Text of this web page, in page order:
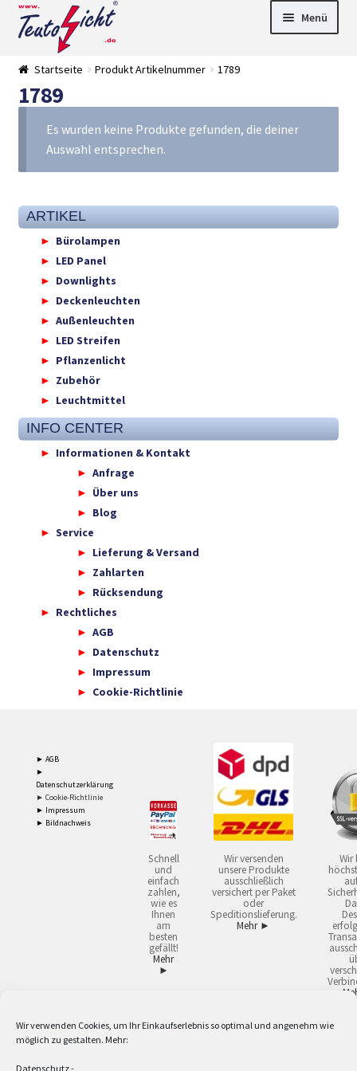
Wir verwenden Cookies, um Ihr Einkaufserlebnis so optimal und angenehm wie
möglich zu gestalten. Mehr:
Datenschutz-
Zur
Navigation
springen
Springe
zum
Menü
t
Downlights
►
Deckenleuch
►
►
Versandarten
► Zahlarten
Startseite Produkt Artikelnummer 1789
1789
Es wurden keine Produkte gefunden, die deiner
Auswahl entsprechen.
ARTIKEL
Bürolampen
LED Panel
Downlights
Deckenleuchten
Außenleuchten
LED Streifen
Pflanzenlicht
Zubehör
Leuchtmittel
INFO CENTER
Informationen & Kontakt
Anfrage
Über uns
Blog
Service
Lieferung & Versand
Zahlarten
Rücksendung
Rechtliches
AGB
Datenschutz
Impressum
Cookie-Richtlinie
► AGB
►
Datenschutzerklärung
► Cookie-Richtlinie
► Impressum
► Bildnachweis
Schnell
und
einfach
zahlen,
wie es
Ihnen
am
besten
gefällt!
Mehr
►
Wir versenden
unsere Produkte
ausschließlich
versichert per Paket
oder
Speditionslieferung.
Mehr ►
Wir
2 Lieferzeiten gelten mit Express-24.
Versandkostenfrei ab 59,90 € Nettowarenwert. Inseln ausgenommen. Unsere